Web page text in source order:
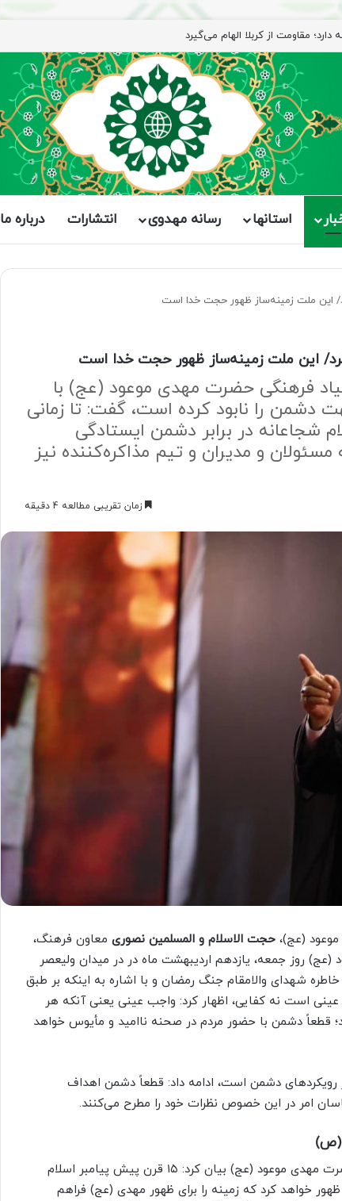
مقاومت از کربلا الهام می‌گیرد
استانها رسانه مهدوی انتشارات درباره ما
این ملت زمینه‌ساز ظهور حجت خدا است
این ملت زمینه‌ساز ظهور حجت خدا است
فرهنگی حضرت مهدی موعود (عج) با
دشمن را نابود کرده است، گفت: تا زمانی
شجاعانه در برابر دشمن ایستادگی
و مدیران و تیم مذاکره‌کننده نیز
زمان تقریبی مطالعه 4 دقیقه
(عج)، حجت الاسلام و المسلمین نصوری معاون فرهنگ،
روز جمعه، یازدهم اردیبهشت ماه در در میدان ولیعصر
شهدای والامقام جنگ رمضان و با اشاره به اینکه بر طبق
است نه کفایی، اظهار کرد: واجب عینی یعنی آنکه هر
قطعاً دشمن با حضور مردم در صحنه ناامید و مأیوس خواهد
رویکردهای دشمن است، ادامه داد: قطعاً دشمن اهداف
امر در این خصوص نظرات خود را مطرح می‌کنند.
(ص)
معاون فرهنگ، آموزش و پژوهش بنیاد فرهنگی حضرت مهدی موعود (عج) بیان کرد: ۱۵ قرن پیش پیامبر اسلام
خواهد کرد که زمینه را برای ظهور مهدی (عج) فراهم